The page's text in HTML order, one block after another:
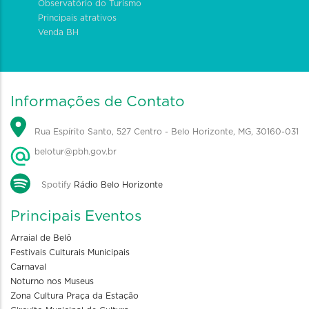
Observatório do Turismo
Principais atrativos
Venda BH
Informações de Contato
Rua Espírito Santo, 527 Centro - Belo Horizonte, MG, 30160-031
belotur@pbh.gov.br
Spotify Rádio Belo Horizonte
Principais Eventos
Arraial de Belô
Festivais Culturais Municipais
Carnaval
Noturno nos Museus
Zona Cultura Praça da Estação